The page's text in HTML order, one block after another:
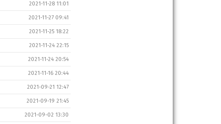
2021-11-28 11:01
2021-11-27 09:41
2021-11-25 18:22
2021-11-24 22:15
2021-11-24 20:54
2021-11-16 20:44
2021-09-21 12:47
2021-09-19 21:45
2021-09-02 13:30